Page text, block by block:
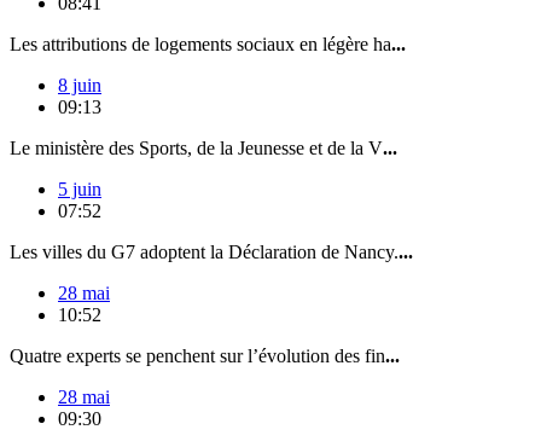
Les attributions de logements sociaux en légère ha...
8 juin
09:13
Le ministère des Sports, de la Jeunesse et de la V...
5 juin
07:52
Les villes du G7 adoptent la Déclaration de Nancy....
28 mai
10:52
Quatre experts se penchent sur l’évolution des fin...
28 mai
09:30